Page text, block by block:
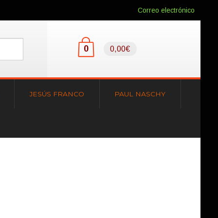
Correo electrónico
0 0,00€
JESÚS FRANCO PAUL NASCHY